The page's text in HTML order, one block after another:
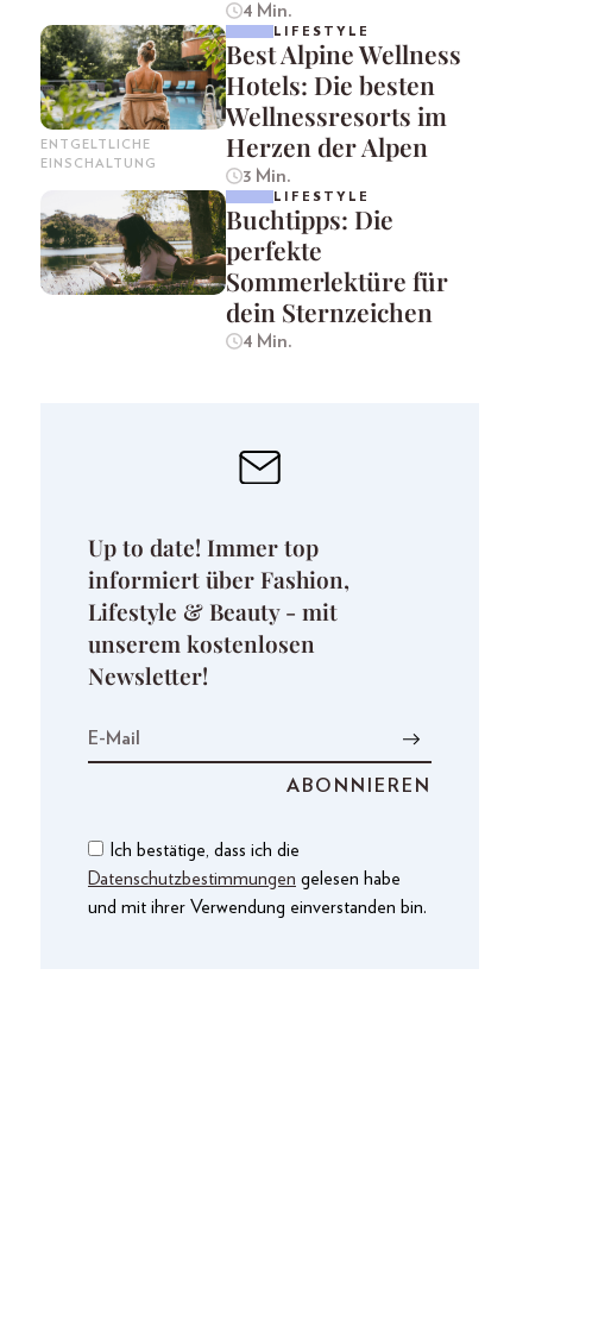
4 Min.
ENTGELTLICHE
EINSCHALTUNG
LIFESTYLE
Best Alpine Wellness
Hotels: Die besten
Wellnessresorts im
Herzen der Alpen
3 Min.
LIFESTYLE
Buchtipps: Die
perfekte
Sommerlektüre für
dein Sternzeichen
4 Min.
Up to date! Immer top
informiert über Fashion,
Lifestyle & Beauty - mit
unserem kostenlosen
Newsletter!
Ich bestätige, dass ich die
Datenschutzbestimmungen gelesen habe
und mit ihrer Verwendung einverstanden bin.